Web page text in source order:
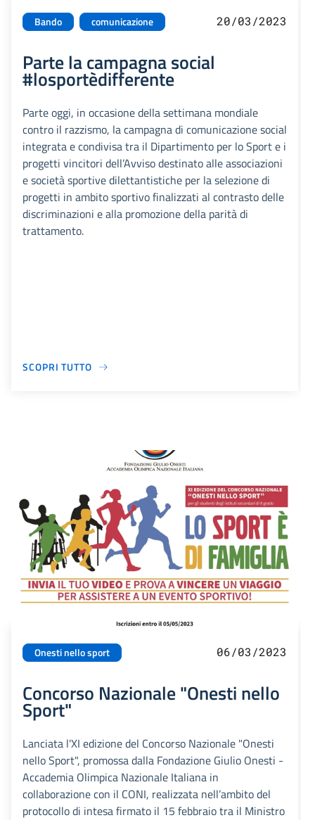
Bando comunicazione 20/03/2023
Parte la campagna social
#losportèdifferente
Parte oggi, in occasione della settimana mondiale
contro il razzismo, la campagna di comunicazione social
integrata e condivisa tra il Dipartimento per lo Sport e i
progetti vincitori dell’Avviso destinato alle associazioni
e società sportive dilettantistiche per la selezione di
progetti in ambito sportivo finalizzati al contrasto delle
discriminazioni e alla promozione della parità di
trattamento.
SCOPRI TUTTO
Onesti nello sport 06/03/2023
Concorso Nazionale "Onesti nello
Sport"
Lanciata l'XI edizione del Concorso Nazionale "Onesti
nello Sport", promossa dalla Fondazione Giulio Onesti -
Accademia Olimpica Nazionale Italiana in
collaborazione con il CONI, realizzata nell’ambito del
protocollo di intesa firmato il 15 febbraio tra il Ministro